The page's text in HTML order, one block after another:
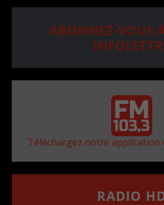
ABONNEZ-VOUS
Téléchargez notre application
RADIO